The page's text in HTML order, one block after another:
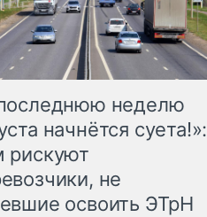
неделю
начнётся суета!»:
рискуют
не
освоить ЭТрН